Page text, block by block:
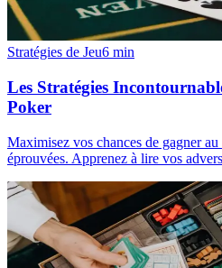
Stratégies de Jeu6 min
Les Stratégies
Poker
Maximisez vos chances de gagner
éprouvées. Apprenez à lire vos